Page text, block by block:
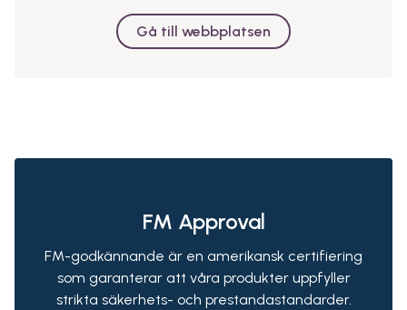
Gå till webbplatsen
FM Approval
FM-godkännande är en amerikansk certifiering
som garanterar att våra produkter uppfyller
strikta säkerhets- och prestandastandarder.